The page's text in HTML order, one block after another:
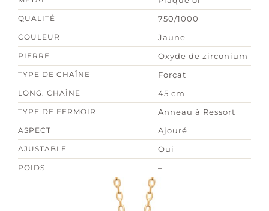
QUALITÉ 750/1000
COULEUR Jaune
PIERRE Oxyde de zirconium
TYPE DE CHAÎNE Forçat
LONG. CHAÎNE 45 cm
TYPE DE FERMOIR Anneau à Ressort
ASPECT Ajouré
AJUSTABLE Oui
POIDS –